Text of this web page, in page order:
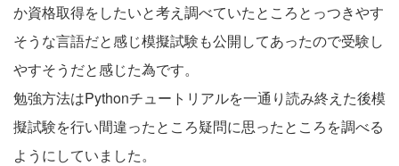
か資格取得をしたいと考え調べていたところとっつきやす
そうな言語だと感じ模擬試験も公開してあったので受験し
やすそうだと感じた為です。
勉強方法はPythonチュートリアルを一通り読み終えた後模
擬試験を行い間違ったところ疑問に思ったところを調べる
ようにしていました。